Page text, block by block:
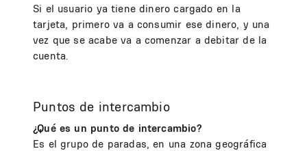
Si el usuario ya tiene dinero cargado en la
tarjeta, primero va a consumir ese dinero, y una
vez que se acabe va a comenzar a debitar de la
cuenta.
Puntos de intercambio
¿Qué es un punto de intercambio?
Es el grupo de paradas, en una zona geográfica